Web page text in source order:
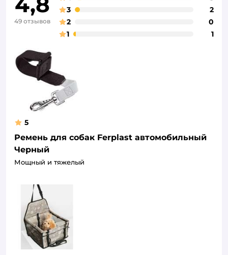
49 отзывов
3
2
2
0
1
1
5
Ремень для собак Ferplast автомобильный
Черный
Мощный и тяжелый